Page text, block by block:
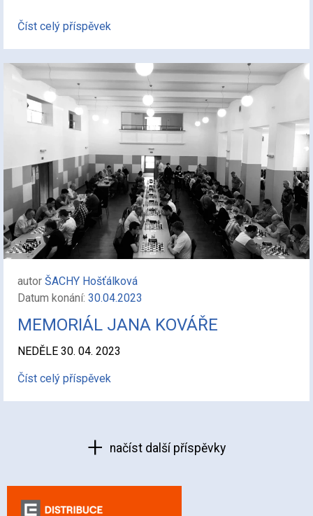
Číst celý příspěvek
autor ŠACHY Hošťálková
Datum konání: 30.04.2023
MEMORIÁL JANA KOVÁŘE
NEDĚLE 30. 04. 2023
Číst celý příspěvek
načíst další příspěvky